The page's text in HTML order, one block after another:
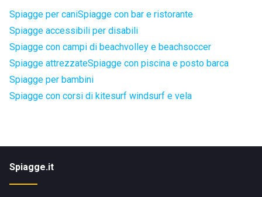
Spiagge per caniSpiagge con bar e ristorante
Spiagge accessibili per disabili
Spiagge con campi di beachvolley e beachsoccer
Spiagge attrezzateSpiagge con piscina e posto barca
Spiagge per bambini
Spiagge con corsi di kitesurf windsurf e vela
Spiagge.it